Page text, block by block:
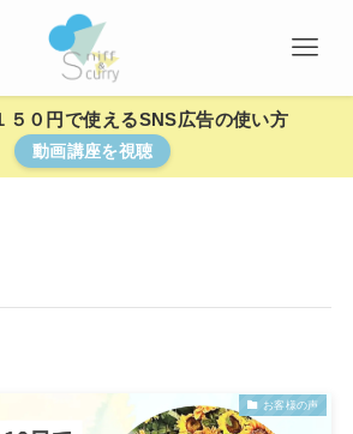
５０円で使えるSNS広告の使い方
動画講座を視聴
お客様の声